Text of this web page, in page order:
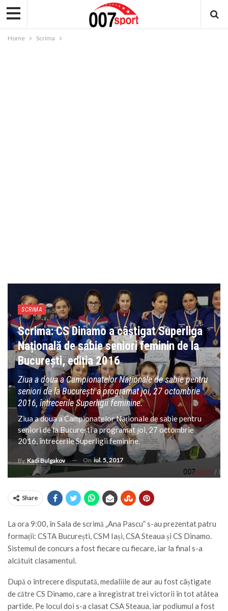
Home Scrima
SCRIMA
Scrima: CS Dinamo a câștigat Superliga
Națională de sabie seniori feminin de la
București, ediția 2016
Ziua a doua a Campionatelor Naționale de sabie pentru
seniori de la București a programat joi, 27 octombrie
2016, întrecerile Superligii feminine.
Ziua a doua a Campionatelor Naționale de sabie pentru
seniori de la București a programat joi, 27 octombrie
2016, întrecerile Superligii feminine.
By Kadi Bulgakov On iul. 5, 2017
Share
La ora 9:00, în Sala de scrimă „Ana Pascu” s-au prezentat patru
formații: CSTA București, CSM Iași, CSA Steaua și CS Dinamo.
Sistemul de concurs a fost fiecare cu fiecare, iar la final s-a
alcătuit clasamentul.
După o întrecere disputată, medaliile de aur au fost câștigate
de către CS Dinamo, care a înregistrat trei victorii în tot atâtea
partide. Pe locul doi s-a clasat CSA Steaua, iar podiumul a fost